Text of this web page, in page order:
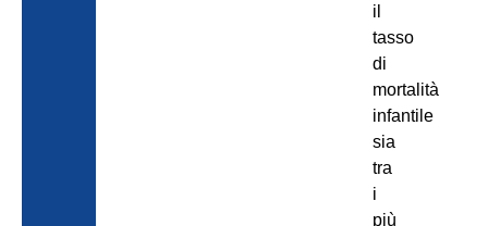
il
tasso
di
mortalità
infantile
sia
tra
i
più